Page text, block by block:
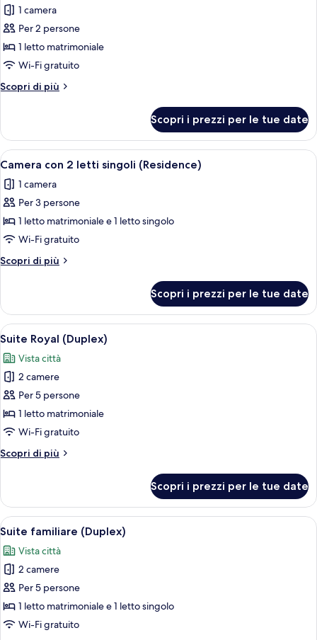
foto
per
Camera
doppia
Double)
1 camera
Per 2 persone
1 letto matrimoniale
Wi-Fi gratuito
Scopri di più
Altri
doppia
(Residence
Double)
Scopri i prezzi per le tue date
Apri
tutte
le
foto
per
Camera
con
2
singoli
(Residence)
Una moderna camera d'hotel con
10
Camera con 2 letti singoli (Residence)
1 camera
Per 3 persone
1 letto matrimoniale e 1 letto singolo
Wi-Fi gratuito
Scopri di più
Altri
con
letti
(Residence)
Scopri i prezzi per le tue date
Apri
tutte
le
foto
per
Suite
Royal
Camera d'albergo con un letto
5
Suite Royal (Duplex)
Vista città
2 camere
Per 5 persone
1 letto matrimoniale
Wi-Fi gratuito
Scopri di più
Altri
Royal
(Duplex)
Scopri i prezzi per le tue date
Apri
tutte
le
foto
per
Suite
familiare
Una camera d'albergo con un
14
Suite familiare (Duplex)
Vista città
2 camere
Per 5 persone
1 letto matrimoniale e 1 letto singolo
Wi-Fi gratuito